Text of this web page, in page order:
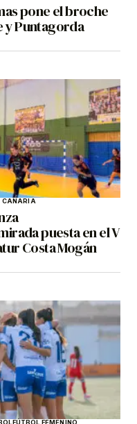
pone el broche
y Puntagorda
CANARIA
puesta en el V
Costa Mogán
FÚTBOL FEMENINO